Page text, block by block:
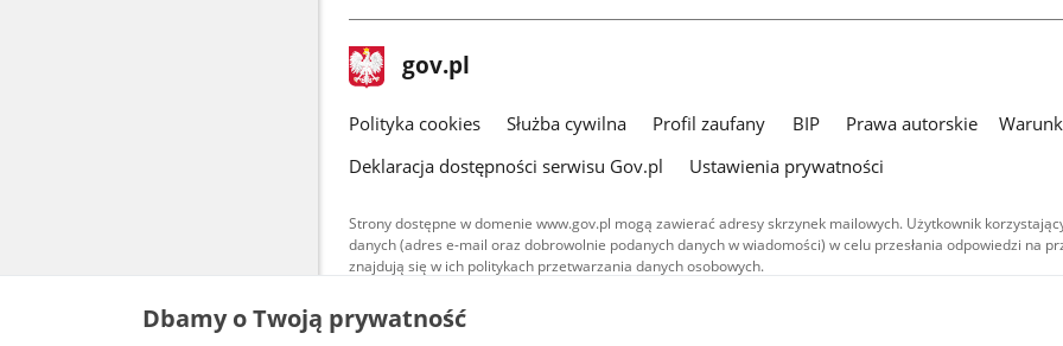
stopka
gov.pl Strona
gov.pl
gov.pl
Polityka cookies Służba cywilna Profil zaufany BIP Prawa autorskie
Deklaracja dostępności serwisu Gov.pl
Ustawienia prywatności
Strony dostępne w domenie www.gov.pl mogą zawierać adresy skrzynek mailowych. Użytkownik
danych (adres e-mail oraz dobrowolnie podanych danych w wiadomości) w celu przesłania odpowiedzi na
znajdują się w ich politykach przetwarzania danych osobowych.
Treści tekstowe publikowane w serwisie (z wyłączeniem treści audiowizualnych), są
udostępniane na licencji typu Creative Commons: uznanie autorstwa - na tych samych
Dbamy o Twoją prywatność